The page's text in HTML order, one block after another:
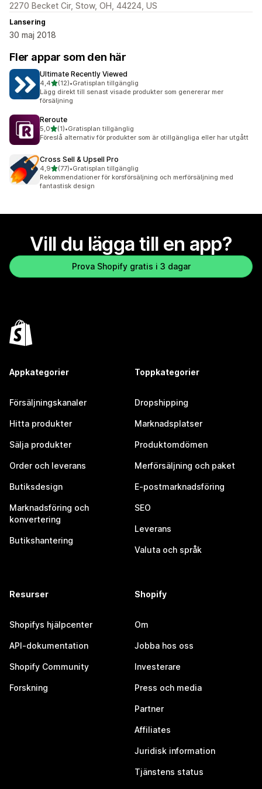
2270 Becket Cir, Stow, OH, 44224, US
Lansering
30 maj 2018
Fler appar som den här
Ultimate Recently Viewed
4,4av 5 stjärnor
(12)
12 recensioner totalt
•Gratisplan tillgänglig
Lägg direkt till senast visade produkter som genererar mer
försäljning
Reroute
5,0av 5 stjärnor
(1)
1 recensioner totalt
•Gratisplan tillgänglig
Föreslå alternativ för produkter som är otillgängliga eller har utgått
Cross Sell & Upsell Pro
4,9av 5 stjärnor
(77)
77 recensioner totalt
•Gratisplan tillgänglig
Rekommendationer för korsförsäljning och merförsäljning med
fantastisk design
Vill du lägga till en app?
Prova Shopify gratis i 3 dagar
Appkategorier
Försäljningskanaler
Hitta produkter
Sälja produkter
Order och leverans
Butiksdesign
Marknadsföring och
konvertering
Butikshantering
Toppkategorier
Dropshipping
Marknadsplatser
Produktomdömen
Merförsäljning och paket
E-postmarknadsföring
SEO
Leverans
Valuta och språk
Resurser
Shopifys hjälpcenter
API-dokumentation
Shopify Community
Forskning
Shopify
Om
Jobba hos oss
Investerare
Press och media
Partner
Affiliates
Juridisk information
Tjänstens status